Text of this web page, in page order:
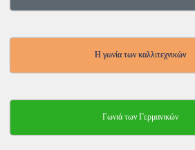
Η γωνία των καλλιτεχνικών
Γωνιά των Γερμανικών